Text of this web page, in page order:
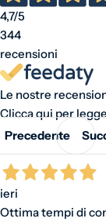
4,7/5
344
recensioni
Le nostre
Clicca qui per
Precedente
ieri
Ottima tempi di